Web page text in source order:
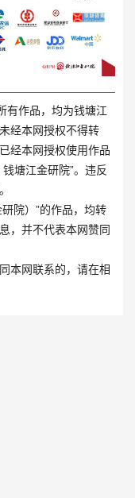
作品，均为钱塘江
经本网授权不得转
经本网授权使用作品
塘江金研院”。违反
院）”的作品，均转
，并不代表本网赞同
网联系的，请在相